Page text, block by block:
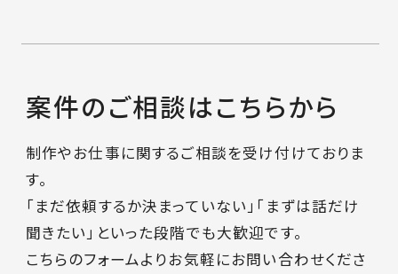
案件のご相談はこちらから
制作やお仕事に関するご相談を受け付けておりま
す。
「まだ依頼するか決まっていない」「まずは話だけ
聞きたい」といった段階でも大歓迎です。
こちらのフォームよりお気軽にお問い合わせくださ